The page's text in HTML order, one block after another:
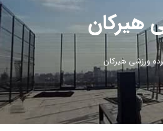
هیرکان
ورزشی هیرکان